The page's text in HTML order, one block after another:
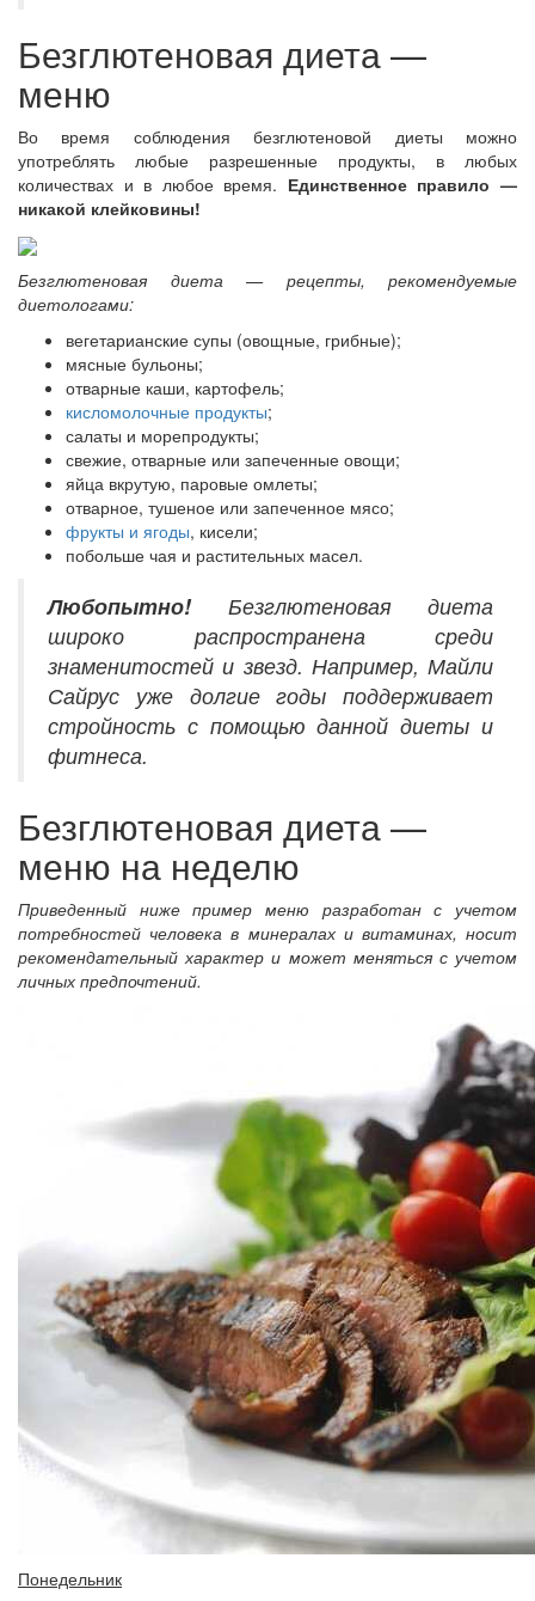
Безглютеновая диета —
меню
Во время соблюдения безглютеновой диеты можно
употреблять любые разрешенные продукты, в любых
количествах и в любое время. Единственное правило —
никакой клейковины!
Безглютеновая диета — рецепты, рекомендуемые
диетологами:
вегетарианские супы (овощные, грибные);
мясные бульоны;
отварные каши, картофель;
кисломолочные продукты;
салаты и морепродукты;
свежие, отварные или запеченные овощи;
яйца вкрутую, паровые омлеты;
отварное, тушеное или запеченное мясо;
фрукты и ягоды, кисели;
побольше чая и растительных масел.
Любопытно!Безглютеновая диета
широко распространена среди
знаменитостей и звезд. Например, Майли
Сайрус уже долгие годы поддерживает
стройность с помощью данной диеты и
фитнеса.
Безглютеновая диета —
меню на неделю
Приведенный ниже пример меню разработан с учетом
потребностей человека в минералах и витаминах, носит
рекомендательный характер и может меняться с учетом
личных предпочтений.
Понедельник